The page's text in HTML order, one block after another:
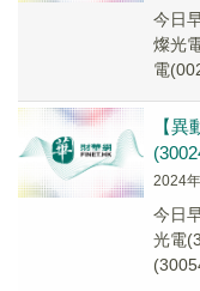
今日
燦光
電
【
2024
今日
光電